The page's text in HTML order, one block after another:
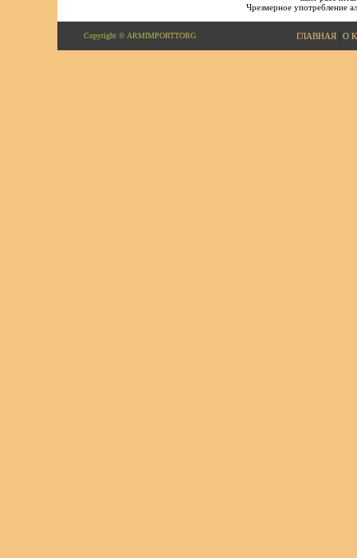
Чрезмерное употребление
Copyright © ARMIMPORTTORG ГЛАВНАЯ| О